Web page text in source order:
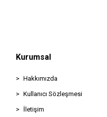
Kurumsal
Hakkımızda
Kullanıcı Sözleşmesi
İletişim